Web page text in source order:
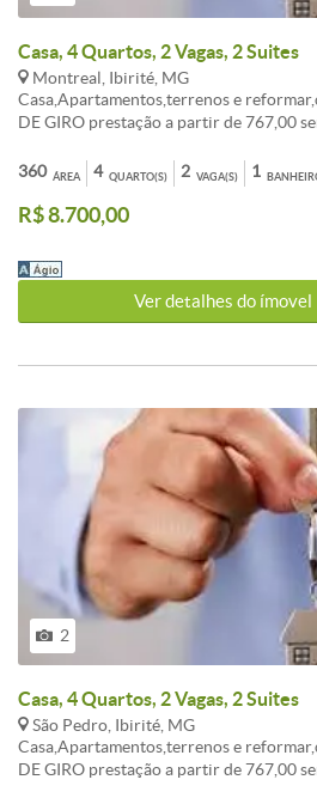
Casa, 4 Quartos, 2 Vagas, 2 Suites
Montreal, Ibirité, MG
Casa,Apartamentos,terrenos e
DE GIRO prestação a partir de 767,00
compra. ATENDIMENTO EM TODO
BANCO CENTRAL. fotos ilustrativo,
OPORTUNIDADE!!! LIGUE AGORA
n: 2055 BH-MG
ÁREA
360 QUARTO(S)
4 VAGA(S)
2 1
R$ 8.700,00
Ver detalhes do ímovel
2
Casa, 4 Quartos, 2 Vagas, 2 Suites
São Pedro, Ibirité, MG
Casa,Apartamentos,terrenos e
DE GIRO prestação a partir de 767,00